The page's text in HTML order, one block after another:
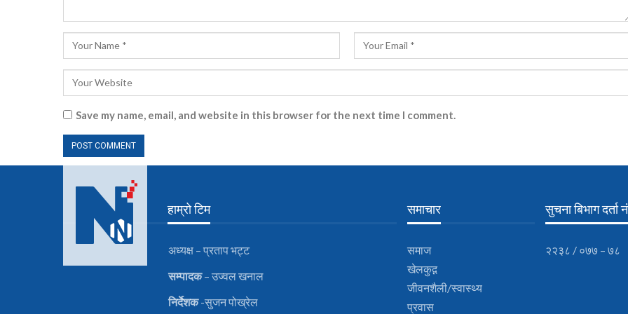
Save my name, email, and website in this browser for the next time I comment.
हाम्रो टिम
अध्यक्ष – प्रताप भट्ट
सम्पादक– उज्वल खनाल
निर्देशक-सुजन पोख्रेल
समाचार
समाज
खेलकुद़़
जीवनशैली/स्वास्थ्य
प्रवास
सुचना बिभाग दर्ता
२२३८ / ०७७ – ७८